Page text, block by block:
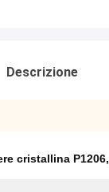
Descrizione
cristallina P1206,